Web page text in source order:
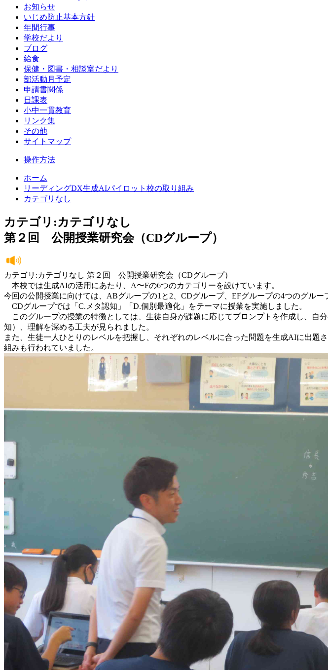
お知らせ
いじめ防止基本方針
年間行事
学校だより
ブログ
給食
保健・図書・相談室だより
部活動月予定
申請書関係
日課表
小中一貫教育
リンク集
その他
サイトマップ
操作方法
ホーム
リーディングDX生成AIパイロット校の取り組み
カテゴリなし
カテゴリ:カテゴリなし
第２回 公開授業研究会（CDグループ）
カテゴリ:カテゴリなし 第２回 公開授業研究会（CDグループ）
本校では生成AIの活用にあたり、A〜Fの6つのカテゴリーを設けています。
今回の公開授業に向けては、ABグループの1と2、CDグループ、EFグループの4つのグル
CDグループでは「C.メタ認知」「D.個別最適化」をテーマに授業を実施しました。
このグループの授業の特徴としては、生徒自身が課題に応じてプロンプトを作成し、自
知）、理解を深める工夫が見られました。
また、生徒一人ひとりのレベルを把握し、それぞれのレベルに合った問題を生成AIに出
組みも行われていました。